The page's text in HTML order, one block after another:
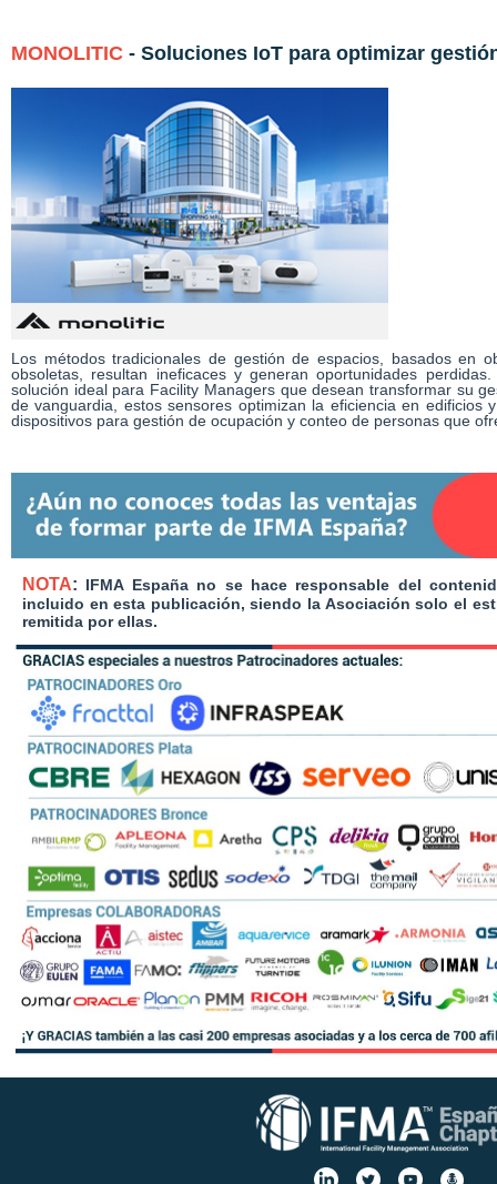
MONOLITIC - Soluciones IoT para optimizar
Los métodos tradicionales de gestión de espacios, basados en
obsoletas, resultan ineficaces y generan oportunidades
solución ideal para Facility Managers que desean transformar su
de vanguardia, estos sensores optimizan la eficiencia en edificios
dispositivos para gestión de ocupación y conteo de personas que
NOTA: IFMA España no se hace responsable del
incluido en esta publicación, siendo la Asociación solo el
remitida por ellas.